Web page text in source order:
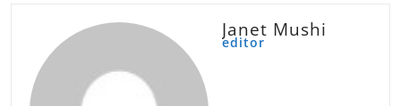
Janet Mushi
editor